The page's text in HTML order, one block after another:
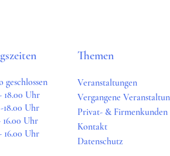
geschlossen
18.00 Uhr
18.00 Uhr
16.00 Uhr
16.00 Uhr
Themen
Veranstaltungen
Vergangene
Privat- & Firmenkunden
Kontakt
Datenschutz